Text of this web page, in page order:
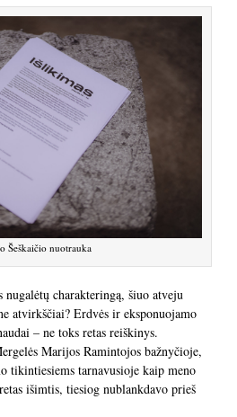
Šeškaičio nuotrauka
charakteringą, šiuo atveju
atvirkščiai? Erdvės ir eksponuojamo
– ne toks retas reiškinys.
Marijos Ramintojos bažnyčioje,
tikintiesiems tarnavusioje kaip meno
išimtis, tiesiog nublankdavo prieš